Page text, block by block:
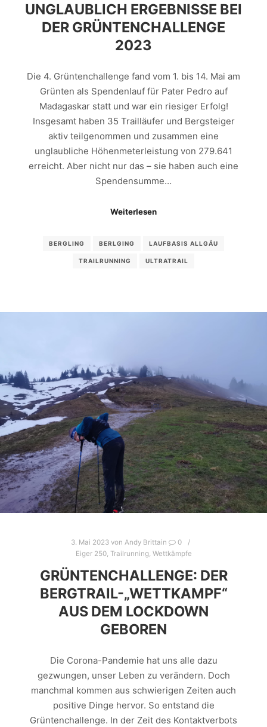
UNGLAUBLICH ERGEBNISSE BEI
DER GRÜNTENCHALLENGE
2023
Die 4. Grüntenchallenge fand vom 1. bis 14. Mai am
Grünten als Spendenlauf für Pater Pedro auf
Madagaskar statt und war ein riesiger Erfolg!
Insgesamt haben 35 Trailläufer und Bergsteiger
aktiv teilgenommen und zusammen eine
unglaubliche Höhenmeterleistung von 279.641
erreicht. Aber nicht nur das – sie haben auch eine
Spendensumme…
Weiterlesen
BERGLING BERLGING LAUFBASIS ALLGÄU
TRAILRUNNING ULTRATRAIL
3. Mai 2023 von Andy Brittain
0
Eiger 250, Trailrunning, Wettkämpfe
GRÜNTENCHALLENGE: DER
BERGTRAIL-„WETTKAMPF“
AUS DEM LOCKDOWN
GEBOREN
Die Corona-Pandemie hat uns alle dazu
gezwungen, unser Leben zu verändern. Doch
manchmal kommen aus schwierigen Zeiten auch
positive Dinge hervor. So entstand die
Grüntenchallenge. In der Zeit des Kontaktverbots